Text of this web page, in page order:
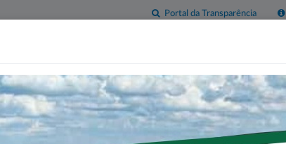
Portal da Transparência